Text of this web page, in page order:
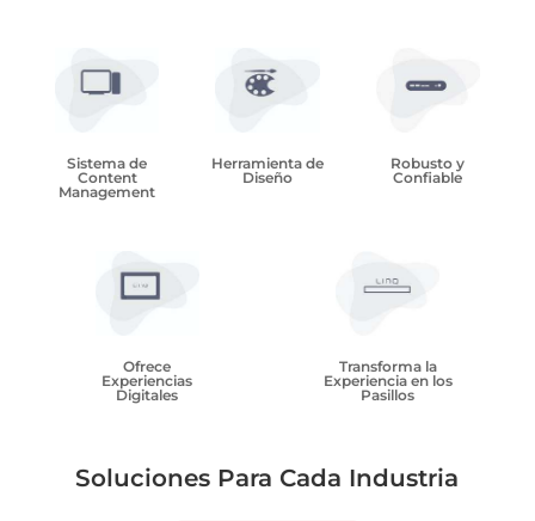
Sistema de
Content
Management
Herramienta de
Diseño
Robusto y
Confiable
Ofrece
Experiencias
Digitales
Transforma la
Experiencia en los
Pasillos
Soluciones Para Cada Industria